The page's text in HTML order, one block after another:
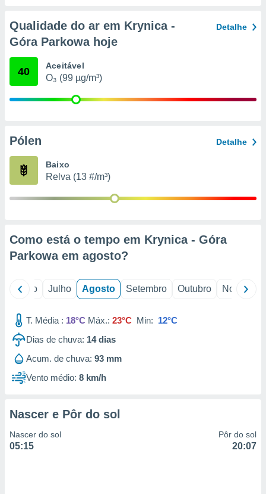
de
1199
Qualidade do ar em Krynica -
Góra Parkowa hoje
Detalhe
40 Aceitável
O₃ (99 µg/m³)
Pólen Detalhe
Baixo
Relva (13 #/m³)
Como está o tempo em Krynica - Góra
Parkowa em agosto?
Junho Julho Agosto Setembro Outubro Novembro
T. Média : 18°C Máx.: 23°C Min: 12°C
Dias de chuva: 14dias
Acum. de chuva: 93 mm
Vento médio: 8 km/h
Nascer e Pôr do sol
Nascer do sol
05:15
Pôr do sol
20:07